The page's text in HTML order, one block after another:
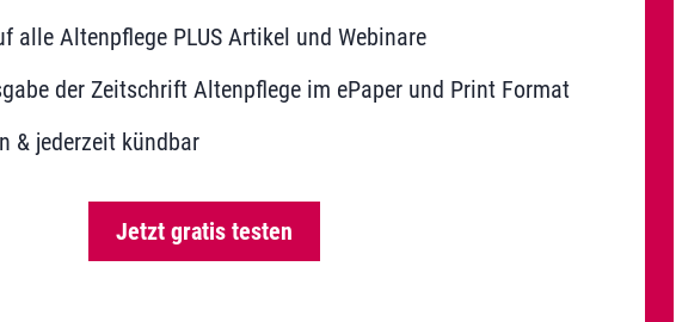
alle Altenpflege PLUS Artikel und Webinare
der Zeitschrift Altenpflege im ePaper und Print Format
& jederzeit kündbar
Jetzt gratis testen